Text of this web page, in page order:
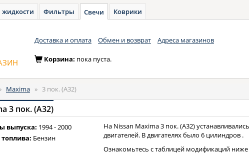
Фильтры Свечи Коврики
Доставка и оплата Обмен и возврат Адреса магазинов
Корзина: пока пуста.
Maxima » 3 пок. (A32)
3 пок. (A32)
выпуска: 1994 - 2000
Бензин
На Nissan Maxima 3 пок. (A32)
двигателей. В двигателях было 6 цилиндров .
Ознакомьтесь с таблицей модификаций